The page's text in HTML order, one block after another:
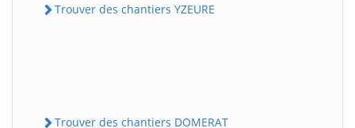
Trouver des chantiers YZEURE
Trouver des chantiers DOMERAT